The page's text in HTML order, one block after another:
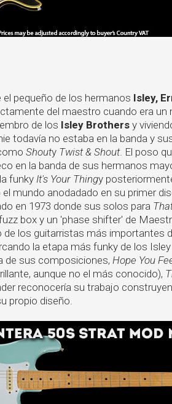
pequeño de los hermanos Isley,
del maestro cuando era un
de los Isley Brothers y
todavía no estaba en la banda y
Shouty Twist & Shout. El poso
en la banda de sus hermanos
funky It's Your Thingy
mundo anodadado en su primer
en 1973 donde sus solos para
box y un 'phase shifter' de
de los guitarristas más importantes
la etapa más funky de los
de sus composiciones, Hope You
aunque no el más conocido),
reconocería su trabajo
propio diseño.